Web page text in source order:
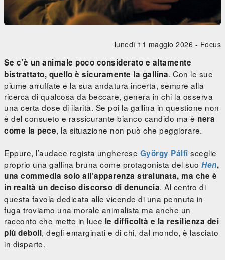
lunedì 11 maggio 2026 - Focus
Se c’è un animale poco considerato e altamente
bistrattato, quello è sicuramente la gallina. Con le sue
piume arruffate e la sua andatura incerta, sempre alla
ricerca di qualcosa da beccare, genera in chi la osserva
una certa dose di ilarità. Se poi la gallina in questione non
è del consueto e rassicurante bianco candido ma è nera
come la pece, la situazione non può che peggiorare.
Eppure, l’audace regista ungherese György Pálfi sceglie
proprio una gallina bruna come protagonista del suo Hen,
una commedia solo all’apparenza stralunata, ma che è
in realtà un deciso discorso di denuncia. Al centro di
questa favola dedicata alle vicende di una pennuta in
fuga troviamo una morale animalista ma anche un
racconto che mette in luce le difficoltà e la resilienza dei
più deboli, degli emarginati e di chi, dal mondo, è lasciato
in disparte.